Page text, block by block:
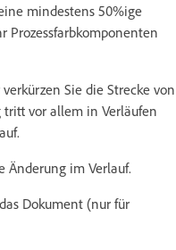
mindestens 50%ige
Prozessfarbkomponenten
Sie die Strecke von
vor allem in Verläufen
Änderung im Verlauf.
Dokument (nur für